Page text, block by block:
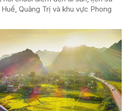
Quảng Trị và khu vực Phong